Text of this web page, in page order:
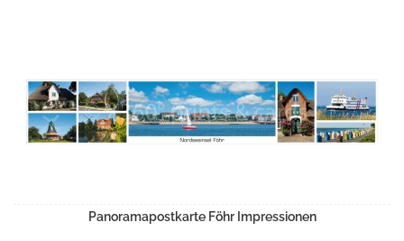
Panoramapostkarte Föhr Impressionen